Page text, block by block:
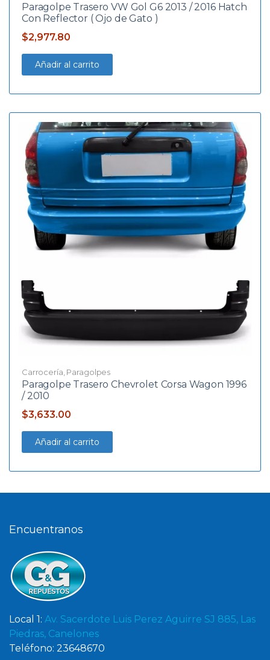
Paragolpe Trasero VW Gol G6 2013 / 2016 Hatch
Con Reflector ( Ojo de Gato )
$2,977.80
Añadir al carrito
Carrocería Paragolpes
Paragolpe Trasero Chevrolet Corsa Wagon 1996
/ 2010
$3,633.00
Añadir al carrito
Encuentranos
Local 1: Av. Sacerdote Luis Perez Aguirre SJ 885, Las
Piedras, Canelones
Teléfono: 23648670